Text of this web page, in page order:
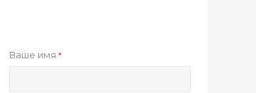
Ваше имя *